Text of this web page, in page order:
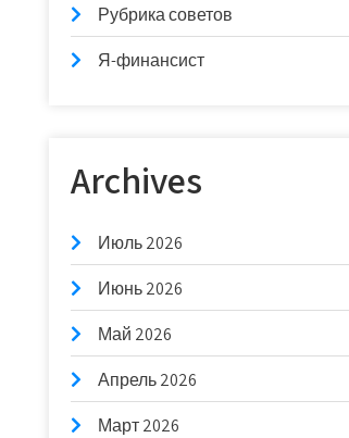
Рубрика советов
Я-финансист
Archives
Июль 2026
Июнь 2026
Май 2026
Апрель 2026
Март 2026